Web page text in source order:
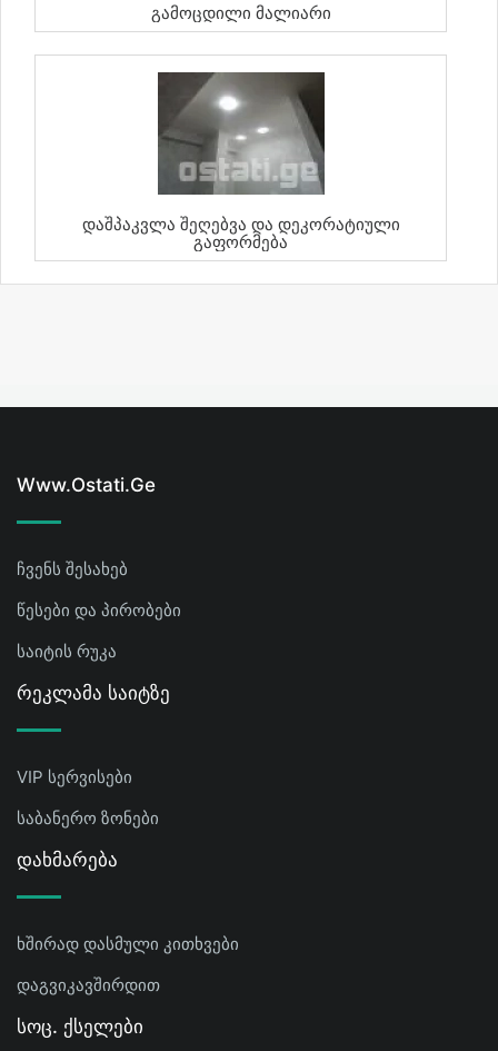
Გამოცდილი Მალიარი
Დაშპაკვლა Შეღებვა Და Დეკორატიული
Გაფორმება
Www.ostati.ge
ჩვენს შესახებ
წესები და პირობები
საიტის რუკა
Რეკლამა Საიტზე
VIP სერვისები
საბანერო ზონები
Დახმარება
ხშირად დასმული კითხვები
დაგვიკავშირდით
Სოც. Ქსელები